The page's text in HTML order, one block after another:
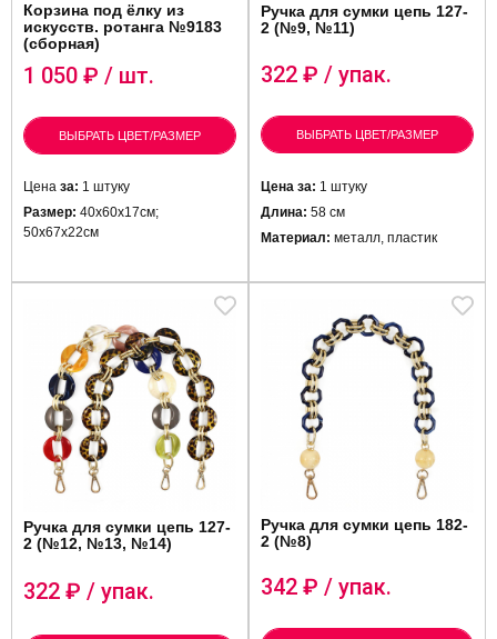
Корзина под ёлку из
искусств. ротанга №9183
(сборная)
1 050 ₽ / шт.
ВЫБРАТЬ ЦВЕТ/РАЗМЕР
Цена за: 1 штуку
Размер: 40х60х17см;
50х67х22см
Ручка для сумки цепь 127-
2 (№9, №11)
322 ₽ / упак.
ВЫБРАТЬ ЦВЕТ/РАЗМЕР
Цена за: 1 штуку
Длина: 58 см
Материал: металл, пластик
Ручка для сумки цепь 127-
2 (№12, №13, №14)
322 ₽ / упак.
Ручка для сумки цепь 182-
2 (№8)
342 ₽ / упак.